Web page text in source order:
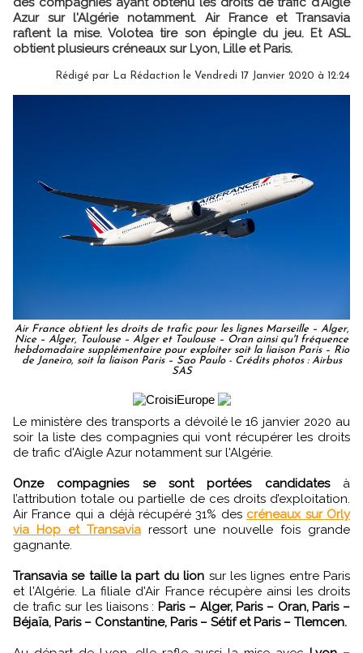
Azur sur l'Algérie notamment. Air France et Transavia
raflent la mise. Volotea tire son épingle du jeu. Et ASL
obtient plusieurs créneaux sur Lyon, Lille et Paris.
Rédigé par La Rédaction le Vendredi 17 Janvier 2020 à 12:24
Air France obtient les droits de trafic pour les lignes Marseille – Alger,
Nice – Alger, Toulouse – Alger et Toulouse – Oran ainsi qu'1 fréquence
hebdomadaire supplémentaire pour exploiter soit la liaison Paris – Rio
de Janeiro, soit la liaison Paris – Sao Paulo - Crédits photos : Airbus
SAS
Le ministère des transports a dévoilé le 16 janvier 2020 au
soir la liste des compagnies qui vont récupérer les droits
de trafic d'Aigle Azur notamment sur l'Algérie.
Onze compagnies se sont portées candidatesà
l’attribution totale ou partielle de ces droits d’exploitation.
Air France qui a déjà récupéré 31% des créneaux sur Orly
via Hop et Transaviaressort une nouvelle fois grande
gagnante.
Transavia se taille la part du lion sur les lignes entre Paris
et l'Algérie. La filiale d'Air France récupère ainsi les droits
de trafic sur les liaisons : Paris – Alger, Paris – Oran, Paris –
Béjaïa, Paris – Constantine, Paris – Sétif et Paris – Tlemcen.